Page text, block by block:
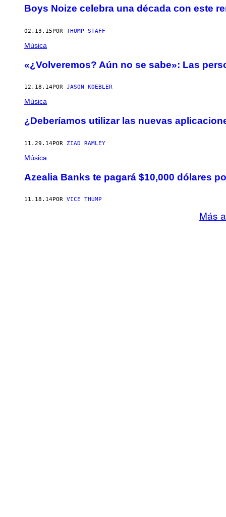
Boys Noize celebra una década con este
02.13.15POR THUMP STAFF
Música
«¿Volveremos? Aún no se sabe»: Las
12.18.14POR JASON KOEBLER
Música
¿Deberíamos utilizar las nuevas
11.29.14POR ZIAD RAMLEY
Música
Azealia Banks te pagará $10,000 dólares
11.18.14POR VICE THUMP
Más